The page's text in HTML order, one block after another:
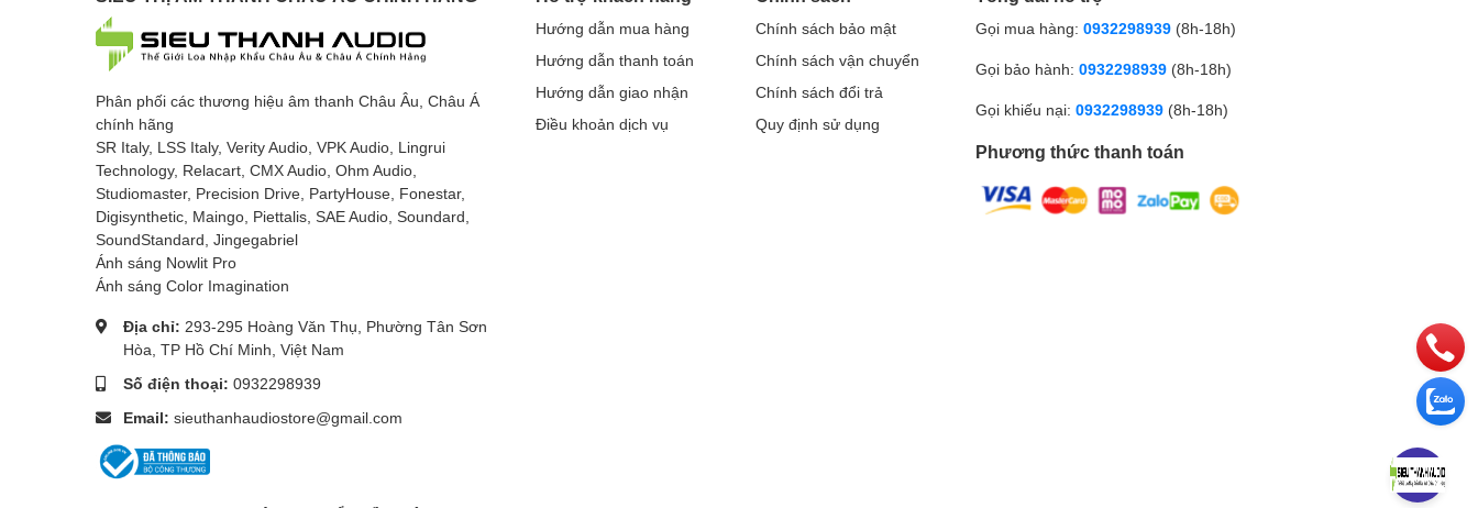
Phân phối các thương hiệu âm thanh Châu Âu, Châu Á
chính hãng
SR Italy, LSS Italy, Verity Audio, VPK Audio, Lingrui
Technology, Relacart, CMX Audio, Ohm Audio,
Studiomaster, Precision Drive, PartyHouse, Fonestar,
Digisynthetic, Maingo, Piettalis, SAE Audio, Soundard,
SoundStandard, Jingegabriel
Ánh sáng Nowlit Pro
Ánh sáng Color Imagination
Địa chỉ: 293-295 Hoàng Văn Thụ, Phường Tân Sơn
Hòa, TP Hồ Chí Minh, Việt Nam
Số điện thoại: 0932298939
Email: sieuthanhaudiostore@gmail.com
Hướng dẫn mua hàng
Hướng dẫn thanh toán
Hướng dẫn giao nhận
Điều khoản dịch vụ
Chính sách bảo mật
Chính sách vận chuyển
Chính sách đổi trả
Quy định sử dụng
Gọi mua hàng: 0932298939 (8h-18h)
Gọi bảo hành: 0932298939 (8h-18h)
Gọi khiếu nại: 0932298939 (8h-18h)
Phương thức thanh toán